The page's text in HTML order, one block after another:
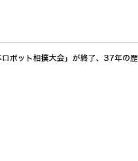
ボット相撲大会」が終了、37年の